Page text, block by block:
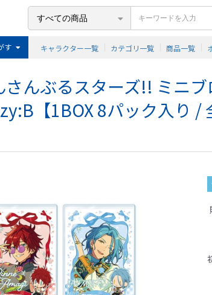
す キャラクター一覧 カテゴリ一覧 商品一覧
さんぶるスターズ!! ミニ
【1BOX 8パック入り